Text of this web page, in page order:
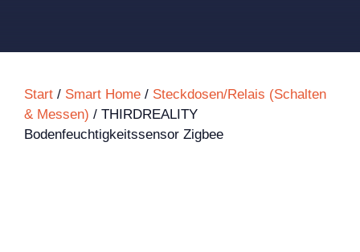
Start / Smart Home / Steckdosen/Relais (Schalten
& Messen) / THIRDREALITY
Bodenfeuchtigkeitssensor Zigbee